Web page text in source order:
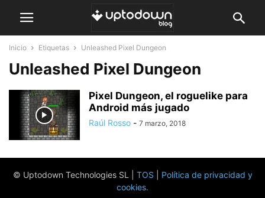
Inicio Etiquetas Unleashed Pixel Dungeon
Unleashed Pixel Dungeon
Pixel Dungeon, el roguelike para
Android más jugado
Raúl Rosso - 7 marzo, 2018
© Uptodown Technologies SL | TOS
Política de privacidad y
cookies.